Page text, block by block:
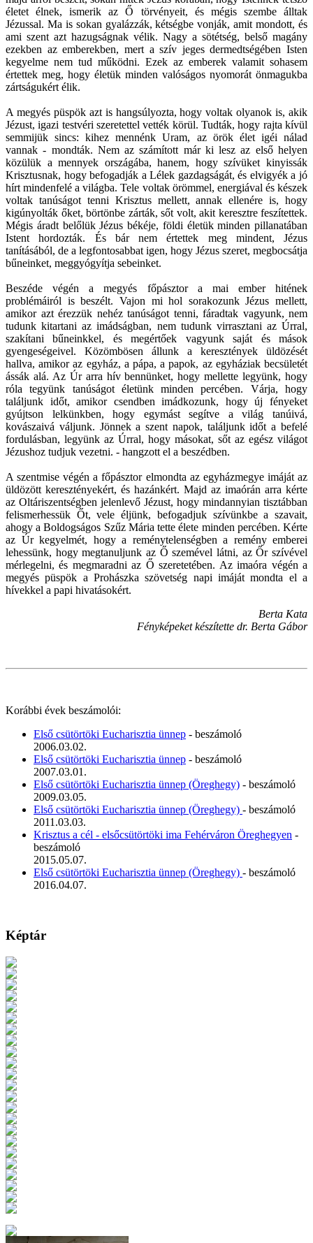
életet élnek, ismerik az Ő törvényeit, és mégis szembe álltak
Jézussal. Ma is sokan gyalázzák, kétségbe vonják, amit mondott, és
ami szent azt hazugságnak vélik. Nagy a sötétség, belső magány
ezekben az emberekben, mert a szív jeges dermedtségében Isten
kegyelme nem tud működni. Ezek az emberek valamit sohasem
értettek meg, hogy életük minden valóságos nyomorát önmagukba
zártságukért élik.
A megyés püspök azt is hangsúlyozta, hogy voltak olyanok is, akik
Jézust, igazi testvéri szeretettel vették körül. Tudták, hogy rajta kívül
semmijük sincs: kihez mennénk Uram, az örök élet igéi nálad
vannak - mondták. Nem az számított már ki lesz az első helyen
közülük a mennyek országába, hanem, hogy szívüket kinyissák
Krisztusnak, hogy befogadják a Lélek gazdagságát, és elvigyék a jó
hírt mindenfelé a világba. Tele voltak örömmel, energiával és készek
voltak tanúságot tenni Krisztus mellett, annak ellenére is, hogy
kigúnyolták őket, börtönbe zárták, sőt volt, akit keresztre feszítettek.
Mégis áradt belőlük Jézus békéje, földi életük minden pillanatában
Istent hordozták. És bár nem értettek meg mindent, Jézus
tanításából, de a legfontosabbat igen, hogy Jézus szeret, megbocsátja
bűneinket, meggyógyítja sebeinket.
Beszéde végén a megyés főpásztor a mai ember hitének
problémáiról is beszélt. Vajon mi hol sorakozunk Jézus mellett,
amikor azt érezzük nehéz tanúságot tenni, fáradtak vagyunk, nem
tudunk kitartani az imádságban, nem tudunk virrasztani az Úrral,
szakítani bűneinkkel, és megértőek vagyunk saját és mások
gyengeségeivel. Közömbösen állunk a keresztények üldözését
hallva, amikor az egyház, a pápa, a papok, az egyháziak becsületét
ássák alá. Az Úr arra hív bennünket, hogy mellette legyünk, hogy
róla tegyünk tanúságot életünk minden percében. Várja, hogy
találjunk időt, amikor csendben imádkozunk, hogy új fényeket
gyújtson lelkünkben, hogy egymást segítve a világ tanúivá,
kovászaivá váljunk. Jönnek a szent napok, találjunk időt a befelé
fordulásban, legyünk az Úrral, hogy másokat, sőt az egész világot
Jézushoz tudjuk vezetni. - hangzott el a beszédben.
A szentmise végén a főpásztor elmondta az egyházmegye imáját az
üldözött keresztényekért, és hazánkért. Majd az imaórán arra kérte
az Oltáriszentségben jelenlevő Jézust, hogy mindannyian tisztábban
felismerhessük Őt, vele éljünk, befogadjuk szívünkbe a szavait,
ahogy a Boldogságos Szűz Mária tette élete minden percében. Kérte
az Úr kegyelmét, hogy a reménytelenségben a remény emberei
lehessünk, hogy megtanuljunk az Ő szemével látni, az Őr szívével
mérlegelni, és megmaradni az Ő szeretetében. Az imaóra végén a
megyés püspök a Prohászka szövetség napi imáját mondta el a
hívekkel a papi hivatásokért.
Berta Kata
Fényképeket készítette dr. Berta Gábor
Korábbi évek beszámolói:
Első csütörtöki Eucharisztia ünnep - beszámoló
2006.03.02.
Első csütörtöki Eucharisztia ünnep - beszámoló
2007.03.01.
Első csütörtöki Eucharisztia ünnep (Öreghegy) - beszámoló
2009.03.05.
Első csütörtöki Eucharisztia ünnep (Öreghegy) - beszámoló
2011.03.03.
Krisztus a cél - elsőcsütörtöki ima Fehérváron Öreghegyen -
beszámoló
2015.05.07.
Első csütörtöki Eucharisztia ünnep (Öreghegy) - beszámoló
2016.04.07.
Képtár